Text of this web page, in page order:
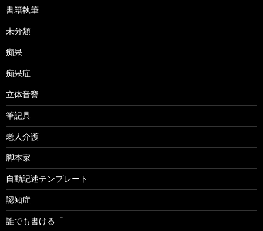
書籍執筆
未分類
痴呆
痴呆症
立体音響
筆記具
老人介護
脚本家
自動記述テンプレート
認知症
誰でも書ける「